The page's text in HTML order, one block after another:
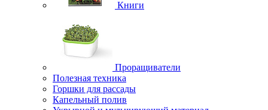
Книги
Проращиватели
Полезная техника
Горшки для рассады
Капельный полив